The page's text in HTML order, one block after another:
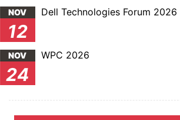
NOV
12
Dell Technologies Forum 2026
NOV
24
WPC 2026